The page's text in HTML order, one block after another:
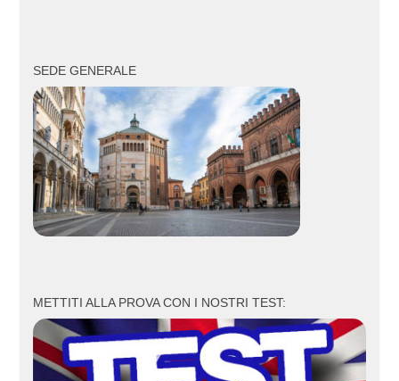
SEDE GENERALE
METTITI ALLA PROVA CON I NOSTRI TEST: